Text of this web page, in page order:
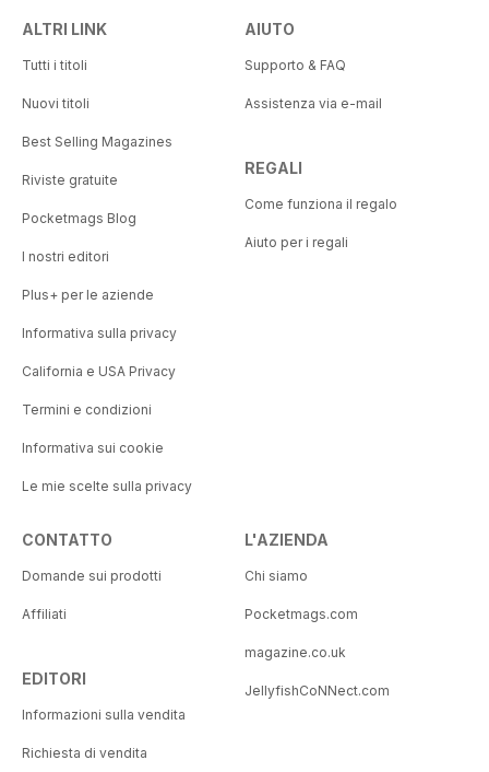
ALTRI LINK
Tutti i titoli
Nuovi titoli
Best Selling Magazines
Riviste gratuite
Pocketmags Blog
I nostri editori
Plus+ per le aziende
Informativa sulla privacy
California e USA Privacy
Termini e condizioni
Informativa sui cookie
Le mie scelte sulla privacy
AIUTO
Supporto & FAQ
Assistenza via e-mail
REGALI
Come funziona il regalo
Aiuto per i regali
CONTATTO
Domande sui prodotti
Affiliati
EDITORI
Informazioni sulla vendita
Richiesta di vendita
L'AZIENDA
Chi siamo
Pocketmags.com
magazine.co.uk
JellyfishCoNNect.com